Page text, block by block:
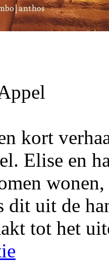
kort
Elise en
dit uit de
tot het